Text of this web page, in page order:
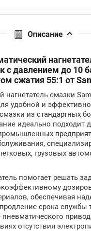
Описание
с давлением до 10
сжатия 55:1 от
нагнетатель смазки
удобной и
из стандартных
идеально подходит
грузовых
помогает решать
обеспечивая
срока службы
отсутствия